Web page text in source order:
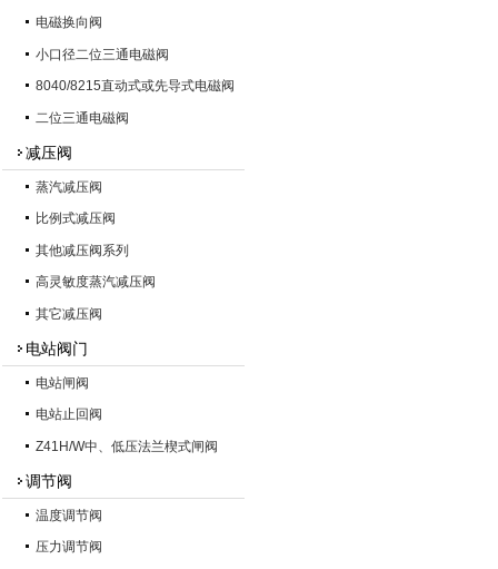
电磁换向阀
小口径二位三通电磁阀
8040/8215直动式或先导式电磁阀
二位三通电磁阀
减压阀
蒸汽减压阀
比例式减压阀
其他减压阀系列
高灵敏度蒸汽减压阀
其它减压阀
电站阀门
电站闸阀
电站止回阀
Z41H/W中、低压法兰楔式闸阀
调节阀
温度调节阀
压力调节阀